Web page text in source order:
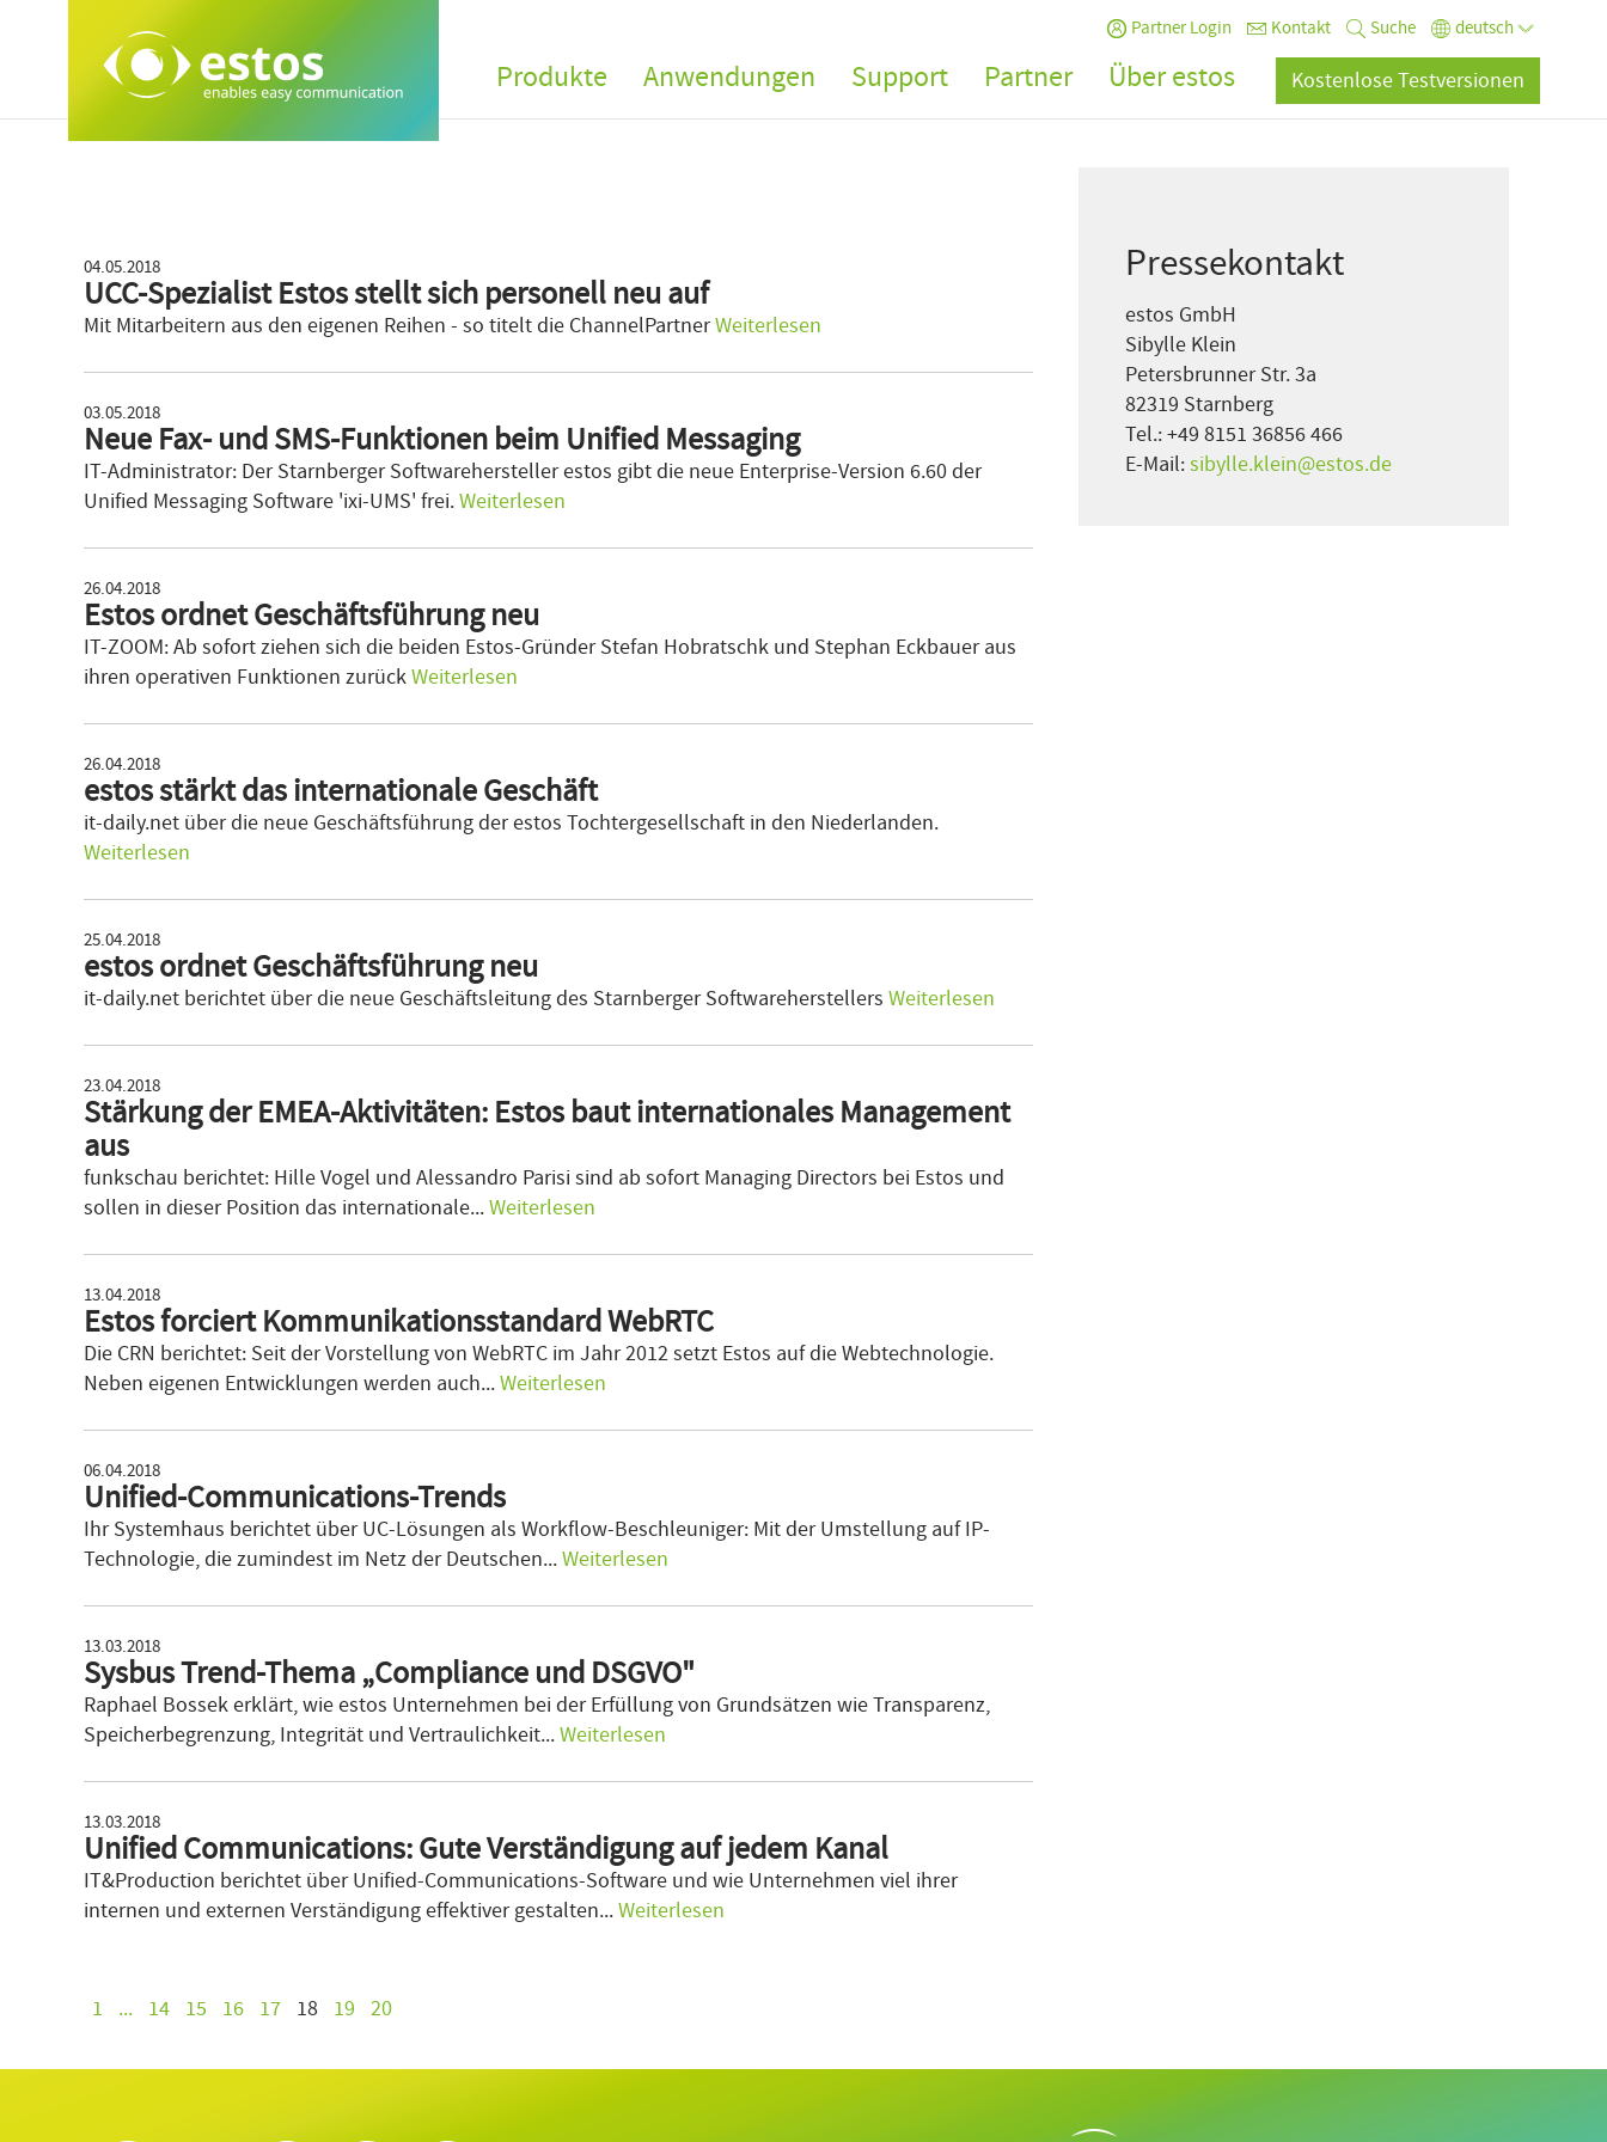
Partner Login Kontakt Suche deutsch
Produkte Anwendungen Support Partner Über estos Kostenlose Testversionen
04.05.2018
UCC-Spezialist Estos stellt sich personell neu auf
Mit Mitarbeitern aus den eigenen Reihen - so titelt die ChannelPartnerWeiterlesen
03.05.2018
Neue Fax- und SMS-Funktionen beim Unified Messaging
IT-Administrator: Der Starnberger Softwarehersteller estos gibt die neue Enterprise-Version 6.60 der
Unified Messaging Software 'ixi-UMS' frei.Weiterlesen
26.04.2018
Estos ordnet Geschäftsführung neu
IT-ZOOM: Ab sofort ziehen sich die beiden Estos-Gründer Stefan Hobratschk und Stephan Eckbauer aus
ihren operativen Funktionen zurückWeiterlesen
26.04.2018
estos stärkt das internationale Geschäft
it-daily.net über die neue Geschäftsführung der estos Tochtergesellschaft in den Niederlanden.
Weiterlesen
25.04.2018
estos ordnet Geschäftsführung neu
it-daily.net berichtet über die neue Geschäftsleitung des Starnberger Softwareherstellers Weiterlesen
23.04.2018
Stärkung der EMEA-Aktivitäten: Estos baut internationales Management
aus
funkschau berichtet: Hille Vogel und Alessandro Parisi sind ab sofort Managing Directors bei Estos und
sollen in dieser Position das internationale...Weiterlesen
13.04.2018
Estos forciert Kommunikationsstandard WebRTC
Die CRN berichtet: Seit der Vorstellung von WebRTC im Jahr 2012 setzt Estos auf die Webtechnologie.
Neben eigenen Entwicklungen werden auch...Weiterlesen
06.04.2018
Unified-Communications-Trends
Ihr Systemhaus berichtet über UC-Lösungen als Workflow-Beschleuniger: Mit der Umstellung auf IP-
Technologie, die zumindest im Netz der Deutschen...Weiterlesen
13.03.2018
Sysbus Trend-Thema „Compliance und DSGVO"
Raphael Bossek erklärt, wie estos Unternehmen bei der Erfüllung von Grundsätzen wie Transparenz,
Speicherbegrenzung, Integrität und Vertraulichkeit...Weiterlesen
13.03.2018
Unified Communications: Gute Verständigung auf jedem Kanal
IT&Production berichtet über Unified-Communications-Software und wie Unternehmen viel ihrer
internen und externen Verständigung effektiver gestalten...Weiterlesen
1 ... 14 15 16 17 18 19 20
Pressekontakt
estos GmbH
Sibylle Klein
Petersbrunner Str. 3a
82319 Starnberg
Tel.: +49 8151 36856 466
E-Mail:sibylle.klein@estos.de